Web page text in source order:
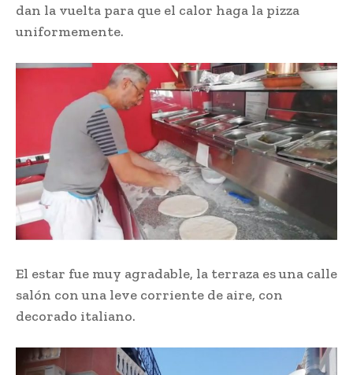
dan la vuelta para que el calor haga la pizza
uniformemente.
El estar fue muy agradable, la terraza es una calle
salón con una leve corriente de aire, con
decorado italiano.